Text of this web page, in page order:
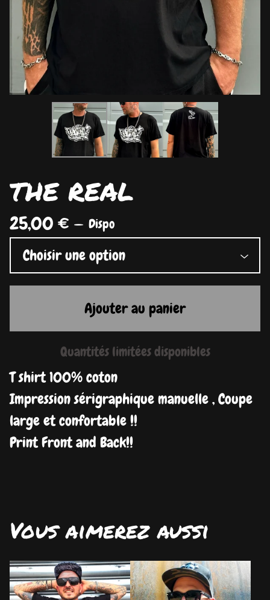
THE REAL
25,00 € — Dispo
Ajouter au panier
Quantités limitées disponibles
T shirt 100% coton
Impression sérigraphique manuelle , Coupe
large et confortable !!
Print Front and Back!!
Vous aimerez aussi
DISPO DISPO